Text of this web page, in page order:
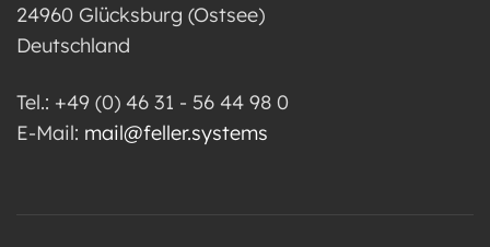
24960 Glücksburg (Ostsee)
Deutschland
Tel.: +49 (0) 46 31 - 56 44 98 0
E-Mail: mail@feller.systems